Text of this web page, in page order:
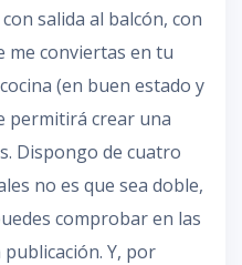
salida al balcón, con
me conviertas en tu
(en buen estado y
permitirá crear una
Dispongo de cuatro
no es que sea doble,
comprobar en las
Y, por